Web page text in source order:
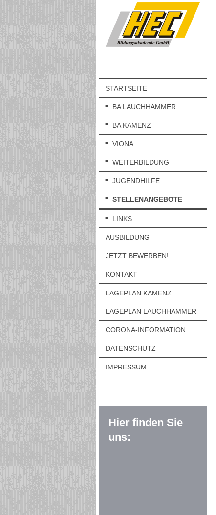
STARTSEITE
BA LAUCHHAMMER
BA KAMENZ
VIONA
WEITERBILDUNG
JUGENDHILFE
STELLENANGEBOTE
LINKS
AUSBILDUNG
JETZT BEWERBEN!
KONTAKT
LAGEPLAN KAMENZ
LAGEPLAN LAUCHHAMMER
CORONA-INFORMATION
DATENSCHUTZ
IMPRESSUM
Hier finden Sie
uns: